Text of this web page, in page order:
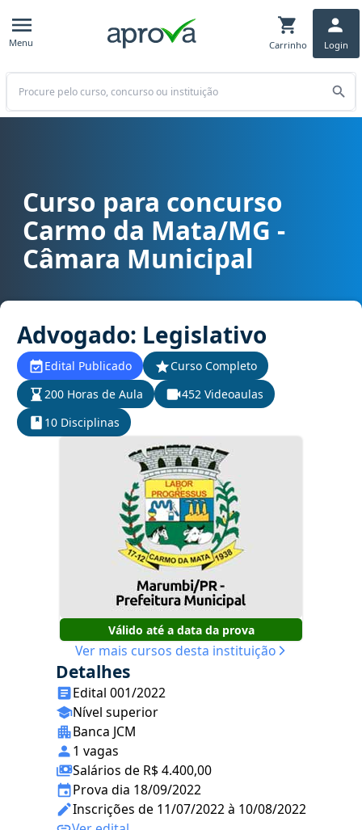
Menu Carrinho Login
Buscar
Curso para concurso Carmo da Mata/MG - Câmara Municipal
Curso para concurso
Carmo da Mata/MG -
Câmara Municipal
Advogado: Legislativo
Edital Publicado
Curso Completo
200 Horas de Aula
452 Videoaulas
10 Disciplinas
Válido até a data da prova
Ver mais cursos desta instituição
Detalhes
Edital 001/2022
Nível superior
Banca JCM
1 vagas
Salários de R$ 4.400,00
Prova dia 18/09/2022
Inscrições de 11/07/2022 à 10/08/2022